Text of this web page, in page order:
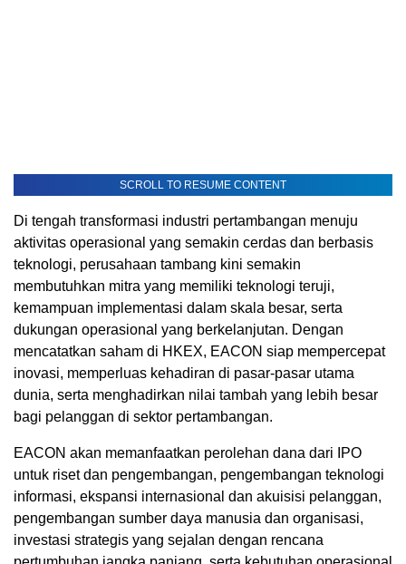
SCROLL TO RESUME CONTENT
Di tengah transformasi industri pertambangan menuju
aktivitas operasional yang semakin cerdas dan berbasis
teknologi, perusahaan tambang kini semakin
membutuhkan mitra yang memiliki teknologi teruji,
kemampuan implementasi dalam skala besar, serta
dukungan operasional yang berkelanjutan. Dengan
mencatatkan saham di HKEX, EACON siap mempercepat
inovasi, memperluas kehadiran di pasar-pasar utama
dunia, serta menghadirkan nilai tambah yang lebih besar
bagi pelanggan di sektor pertambangan.
EACON akan memanfaatkan perolehan dana dari IPO
untuk riset dan pengembangan, pengembangan teknologi
informasi, ekspansi internasional dan akuisisi pelanggan,
pengembangan sumber daya manusia dan organisasi,
investasi strategis yang sejalan dengan rencana